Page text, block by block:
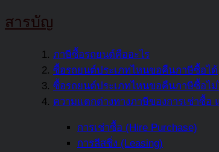
สารบัญ
ภาษีซื้อรถยนต์คืออะไร
ซื้อรถยนต์ประเภทไหนขอคืนภาษีซื้อได้
ซื้อรถยนต์ประเภทไหนขอคืนภาษีซื้อไม่
ความแตกต่างทางภาษีของการเช่าซื้อ
การเช่าซื้อ (Hire Purchase)
การลีสซิ่ง (Leasing)